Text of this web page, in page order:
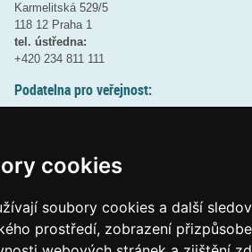
cookies
soubory cookies a další
prostředí, zobrazení
Karmelitská 529/5
118 12 Praha 1
tel. ústředna:
+420 234 811 111
Podatelna pro veřejnost:
(více informací
Elektronická podatelna: